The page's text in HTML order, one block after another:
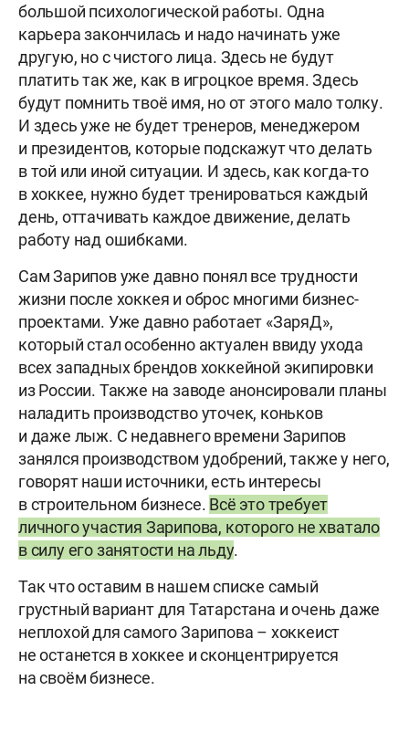
большой психологической работы. Одна
карьера закончилась и надо начинать уже
другую, но с чистого лица. Здесь не будут
платить так же, как в игроцкое время. Здесь
будут помнить твоё имя, но от этого мало толку.
И здесь уже не будет тренеров, менеджером
и президентов, которые подскажут что делать
в той или иной ситуации. И здесь, как когда-то
в хоккее, нужно будет тренироваться каждый
день, оттачивать каждое движение, делать
работу над ошибками.
Сам Зарипов уже давно понял все трудности
жизни после хоккея и оброс многими бизнес-
проектами. Уже давно работает «ЗаряД»,
который стал особенно актуален ввиду ухода
всех западных брендов хоккейной экипировки
из России. Также на заводе анонсировали планы
наладить производство уточек, коньков
и даже лыж. С недавнего времени Зарипов
занялся производством удобрений, также у него,
говорят наши источники, есть интересы
в строительном бизнесе. Всё это требует
личного участия Зарипова, которого не хватало
в силу его занятости на льду.
Так что оставим в нашем списке самый
грустный вариант для Татарстана и очень даже
неплохой для самого Зарипова – хоккеист
не останется в хоккее и сконцентрируется
на своём бизнесе.